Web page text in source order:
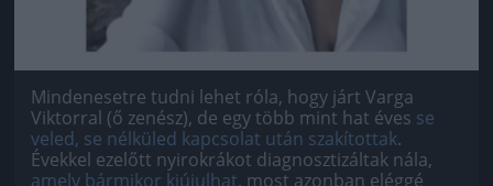
Mindenesetre tudni lehet róla, hogy járt Varga
Viktorral (ő zenész), de egy több mint hat éves se
veled, se nélküled kapcsolat után szakítottak.
Évekkel ezelőtt nyirokrákot diagnosztizáltak nála,
amely bármikor kiújulhat, most azonban eléggé